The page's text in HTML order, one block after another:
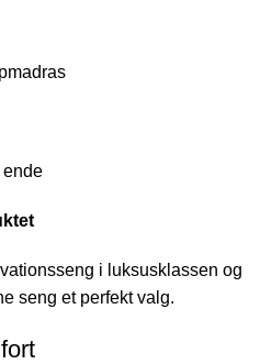
ende
i luksusklassen og
seng et perfekt valg.